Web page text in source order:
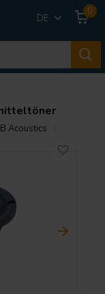
DE
0
Acoustics